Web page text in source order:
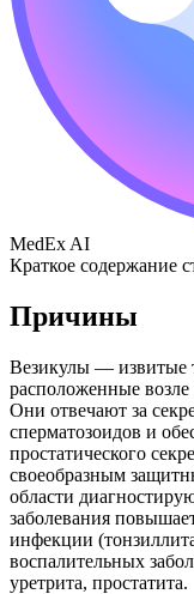
MedEx AI
Краткое содержание
Причины
Везикулы — извитые
расположенные возле
Они отвечают за
сперматозоидов и
простатического
своеобразным
области
заболевания
инфекции
воспалительных
уретрита, простатита.